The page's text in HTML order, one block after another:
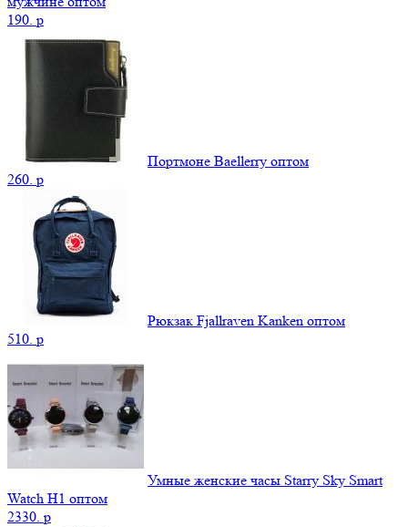
190. p
Портмоне Baellerry оптом
260. p
Рюкзак Fjallraven Kanken оптом
510. p
Умные женские часы Starry Sky Smart
Watch H1 оптом
2330. p